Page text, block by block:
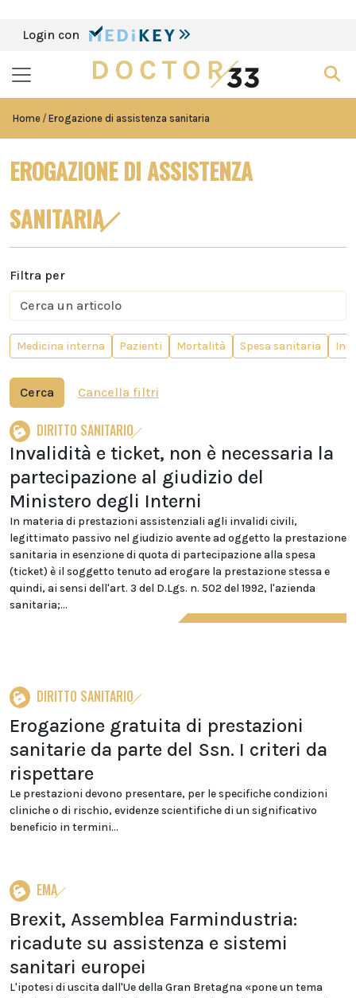
Login con
Home Erogazione di assistenza sanitaria
EROGAZIONE DI ASSISTENZA
SANITARIA
Filtra per
Medicina interna Pazienti Mortalità Spesa sanitaria
Cerca Cancella filtri
DIRITTO SANITARIO
Invalidità e ticket, non è necessaria la
partecipazione al giudizio del
Ministero degli Interni
In materia di prestazioni assistenziali agli invalidi civili,
legittimato passivo nel giudizio avente ad oggetto la prestazione
sanitaria in esenzione di quota di partecipazione alla spesa
(ticket) è il soggetto tenuto ad erogare la prestazione stessa e
quindi, ai sensi dell'art. 3 del D.Lgs. n. 502 del 1992, l'azienda
sanitaria;...
DIRITTO SANITARIO
Erogazione gratuita di prestazioni
sanitarie da parte del Ssn. I criteri da
rispettare
Le prestazioni devono presentare, per le specifiche condizioni
cliniche o di rischio, evidenze scientifiche di un significativo
beneficio in termini...
EMA
Brexit, Assemblea Farmindustria:
ricadute su assistenza e sistemi
sanitari europei
L'ipotesi di uscita dall'Ue della Gran Bretagna «pone un tema